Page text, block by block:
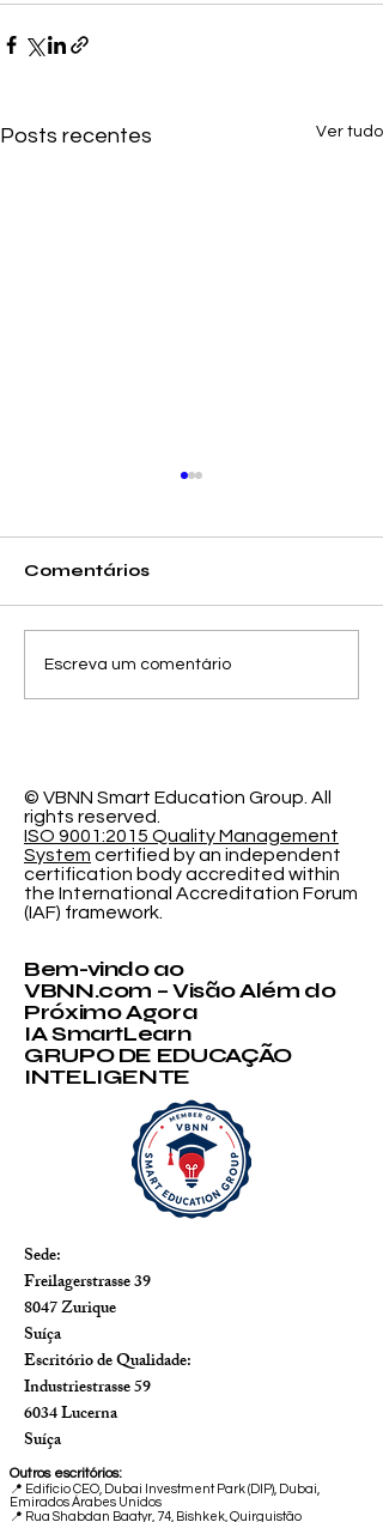
Posts recentes Ver tudo
Avanços na
Modelagem
Classificação
Comentários
Escreva um comentário
© VBNN Smart Education Group. All
rights reserved.
ISO 9001:2015 Quality Management
System certified by an independent
certification body accredited within
the International Accreditation Forum
(IAF) framework.
Bem-vindo ao
VBNN.com – Visão Além do
Próximo Agora
IA SmartLearn
GRUPO DE EDUCAÇÃO
INTELIGENTE
Sede:
Freilagerstrasse 39
8047 Zurique
Suíça
Escritório de Qualidade:
Industriestrasse 59
6034 Lucerna
Suíça
Outros escritórios:
📍 Edifício CEO, Dubai Investment Park (DIP), Dubai,
Emirados Árabes Unidos
📍 Rua Shabdan Baatyr, 74, Bishkek, Quirguistão